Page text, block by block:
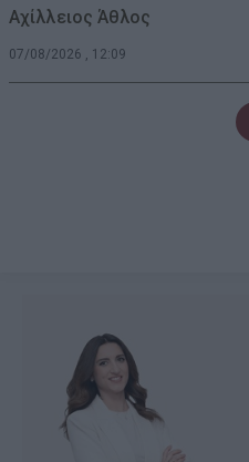
Αχίλλειος Άθλος
07/08/2026 , 12:09